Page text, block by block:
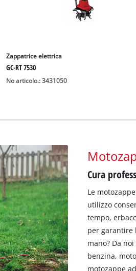
Zappatrice elettrica
GC-RT 7530
No articolo.: 3431050
Cura
Le
utilizzo
tempo,
per garantire
mano? Da
benzina,
motozappe